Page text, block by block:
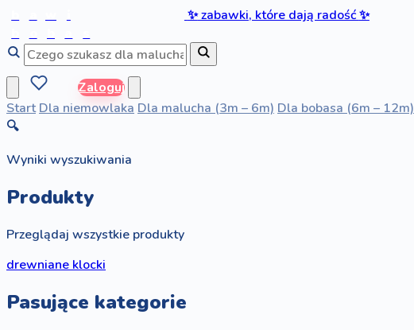
✨zabawki, które dają radość✨
Zaloguj
Start Dla niemowlaka Dla malucha (3m – 6m) Dla bobasa (6m – 12m)
🔍
Wyniki wyszukiwania
Produkty
Przeglądaj wszystkie produkty
drewniane klocki
Pasujące kategorie